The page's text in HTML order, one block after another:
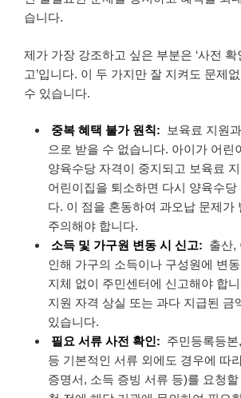
습니다.
제가 가장 강조하고 싶은 부분은 ‘사전 확
고’입니다. 이 두 가지만 잘 지켜도 문제
수 있습니다.
중복 혜택 불가 원칙:
보육료 지원
으로 받을 수 없습니다. 아이가 어린
양육수당 자격이 중지되고 보육료
어린이집을 퇴소하면 다시 양육수당
다. 이 점을 혼동하여 과오납 문제가
주의해야 합니다.
소득 및 가구원 변동 시 신고: 출산,
인해 가구의 소득이나 구성원에 변
지체 없이 주민센터에 신고해야 합
지원 자격 상실 또는 과다 지급된 금
있습니다.
필요 서류 사전 확인: 주민등록등
등 기본적인 서류 외에도 경우에 따
증명서, 소득 증빙 서류 등)를 요청